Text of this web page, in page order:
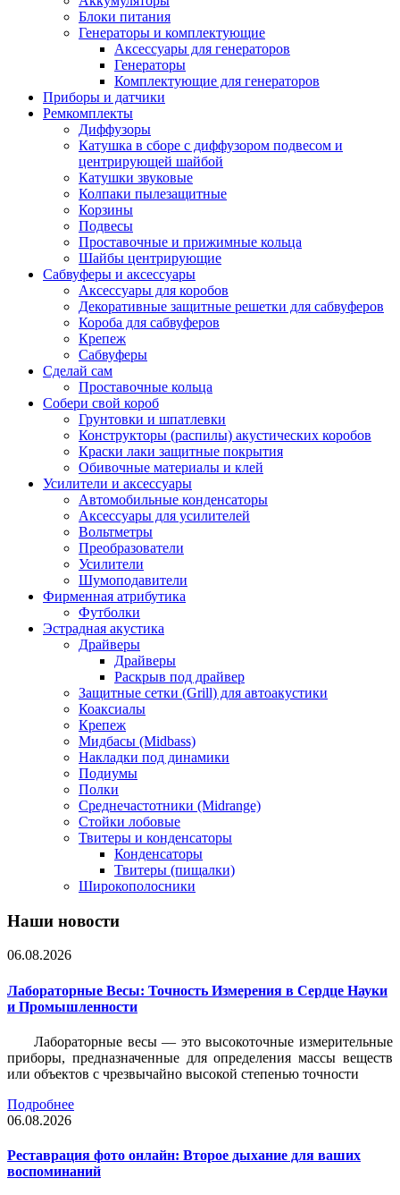
Блоки питания
Генераторы и комплектующие
Аксессуары для генераторов
Генераторы
Комплектующие для генераторов
Приборы и датчики
Ремкомплекты
Диффузоры
Катушка в сборе с диффузором подвесом и
центрирующей шайбой
Катушки звуковые
Колпаки пылезащитные
Корзины
Подвесы
Проставочные и прижимные кольца
Шайбы центрирующие
Сабвуферы и аксессуары
Аксессуары для коробов
Декоративные защитные решетки для сабвуферов
Короба для сабвуферов
Крепеж
Сабвуферы
Сделай сам
Проставочные кольца
Собери свой короб
Грунтовки и шпатлевки
Конструкторы (распилы) акустических коробов
Краски лаки защитные покрытия
Обивочные материалы и клей
Усилители и аксессуары
Автомобильные конденсаторы
Аксессуары для усилителей
Вольтметры
Преобразователи
Усилители
Шумоподавители
Фирменная атрибутика
Футболки
Эстрадная акустика
Драйверы
Драйверы
Раскрыв под драйвер
Защитные сетки (Grill) для автоакустики
Коаксиалы
Крепеж
Мидбасы (Midbass)
Накладки под динамики
Подиумы
Полки
Среднечастотники (Midrange)
Стойки лобовые
Твитеры и конденсаторы
Конденсаторы
Твитеры (пищалки)
Широкополосники
Наши новости
06.08.2026
Лабораторные Весы: Точность Измерения в Сердце Науки
и Промышленности
Лабораторные весы — это высокоточные измерительные
приборы, предназначенные для определения массы веществ
или объектов с чрезвычайно высокой степенью точности
Подробнее
06.08.2026
Реставрация фото онлайн: Второе дыхание для ваших
воспоминаний